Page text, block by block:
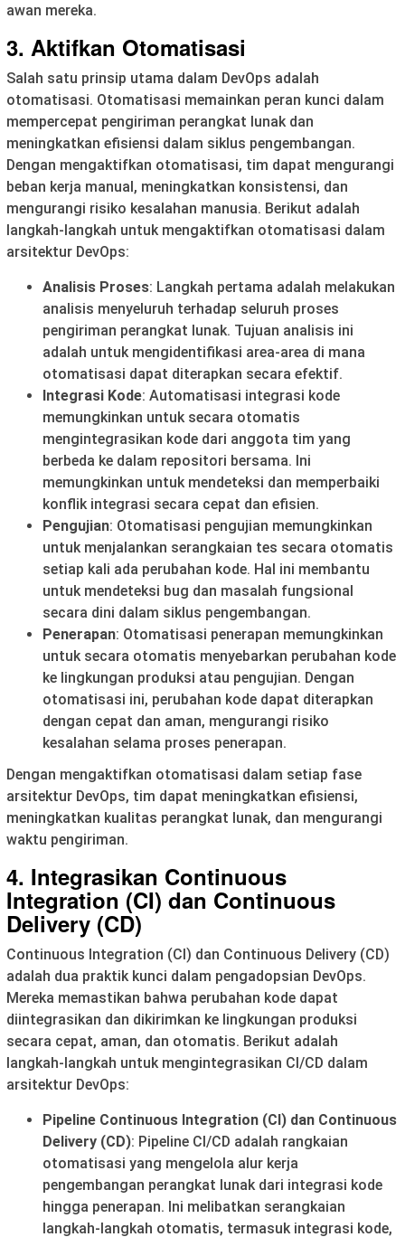
awan mereka.
3. Aktifkan Otomatisasi
Salah satu prinsip utama dalam DevOps adalah
otomatisasi. Otomatisasi memainkan peran kunci dalam
mempercepat pengiriman perangkat lunak dan
meningkatkan efisiensi dalam siklus pengembangan.
Dengan mengaktifkan otomatisasi, tim dapat mengurangi
beban kerja manual, meningkatkan konsistensi, dan
mengurangi risiko kesalahan manusia. Berikut adalah
langkah-langkah untuk mengaktifkan otomatisasi dalam
arsitektur DevOps:
Analisis Proses: Langkah pertama adalah melakukan
analisis menyeluruh terhadap seluruh proses
pengiriman perangkat lunak. Tujuan analisis ini
adalah untuk mengidentifikasi area-area di mana
otomatisasi dapat diterapkan secara efektif.
Integrasi Kode: Automatisasi integrasi kode
memungkinkan untuk secara otomatis
mengintegrasikan kode dari anggota tim yang
berbeda ke dalam repositori bersama. Ini
memungkinkan untuk mendeteksi dan memperbaiki
konflik integrasi secara cepat dan efisien.
Pengujian: Otomatisasi pengujian memungkinkan
untuk menjalankan serangkaian tes secara otomatis
setiap kali ada perubahan kode. Hal ini membantu
untuk mendeteksi bug dan masalah fungsional
secara dini dalam siklus pengembangan.
Penerapan: Otomatisasi penerapan memungkinkan
untuk secara otomatis menyebarkan perubahan kode
ke lingkungan produksi atau pengujian. Dengan
otomatisasi ini, perubahan kode dapat diterapkan
dengan cepat dan aman, mengurangi risiko
kesalahan selama proses penerapan.
Dengan mengaktifkan otomatisasi dalam setiap fase
arsitektur DevOps, tim dapat meningkatkan efisiensi,
meningkatkan kualitas perangkat lunak, dan mengurangi
waktu pengiriman.
4. Integrasikan Continuous
Integration (CI) dan Continuous
Delivery (CD)
Continuous Integration (CI) dan Continuous Delivery (CD)
adalah dua praktik kunci dalam pengadopsian DevOps.
Mereka memastikan bahwa perubahan kode dapat
diintegrasikan dan dikirimkan ke lingkungan produksi
secara cepat, aman, dan otomatis. Berikut adalah
langkah-langkah untuk mengintegrasikan CI/CD dalam
arsitektur DevOps:
Pipeline Continuous Integration (CI) dan Continuous
Delivery (CD): Pipeline CI/CD adalah rangkaian
otomatisasi yang mengelola alur kerja
pengembangan perangkat lunak dari integrasi kode
hingga penerapan. Ini melibatkan serangkaian
langkah-langkah otomatis, termasuk integrasi kode,